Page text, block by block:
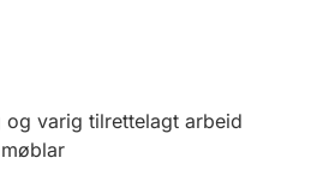
og varig tilrettelagt arbeid